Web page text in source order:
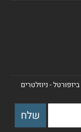
- ניוזלטרים